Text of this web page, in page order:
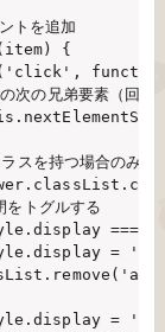
トを追加
{
の兄弟要素（回答
を持つ場合のみト
トグルする
===
=
=